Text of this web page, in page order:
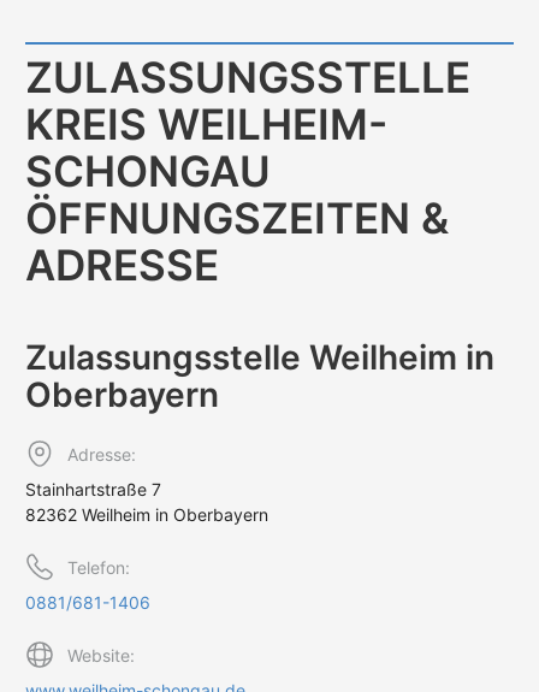
ZULASSUNGS­STELLE
KREIS WEILHEIM-
SCHONGAU
ÖFFNUNGS­ZEITEN &
ADRESSE
Zulassungs­stelle Weilheim in
Oberbayern
Adresse:
Stainhartstraße 7
82362 Weilheim in Oberbayern
Telefon:
0881/681-1406
Website: